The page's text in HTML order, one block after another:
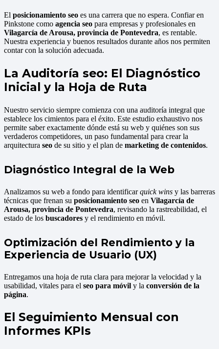
El posicionamiento seo es una carrera que no espera. Confiar en
Pinkstone como agencia seo para empresas y profesionales en
Vilagarcía de Arousa, provincia de Pontevedra, es rentable.
Nuestra experiencia y buenos resultados durante años nos permiten
contar con la solución adecuada.
La Auditoría seo: El Diagnóstico
Inicial y la Hoja de Ruta
Nuestro servicio siempre comienza con una auditoría integral que
establece los cimientos para el éxito. Este estudio exhaustivo nos
permite saber exactamente dónde está su web y quiénes son sus
verdaderos competidores, un paso fundamental para crear la
arquitectura seo de su sitio y el plan de marketing de contenidos.
Diagnóstico Integral de la Web
Analizamos su web a fondo para identificarquick wins y las barreras
técnicas que frenan su posicionamiento seo en Vilagarcía de
Arousa, provincia de Pontevedra, revisando la rastreabilidad, el
estado de los buscadores y el rendimiento en móvil.
Optimización del Rendimiento y la
Experiencia de Usuario (UX)
Entregamos una hoja de ruta clara para mejorar la velocidad y la
usabilidad, vitales para el seo para móvil y la conversión de la
página.
El Seguimiento Mensual con
Informes KPIs